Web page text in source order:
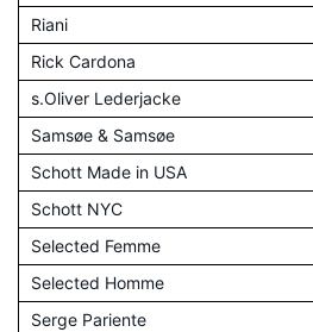
Riani
Rick Cardona
s.Oliver Lederjacke
Samsøe & Samsøe
Schott Made in USA
Schott NYC
Selected Femme
Selected Homme
Serge Pariente